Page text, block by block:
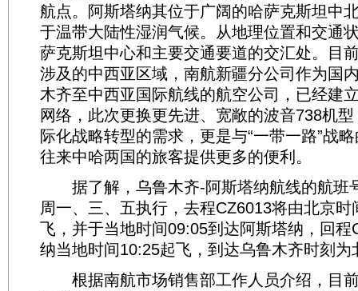
航点。阿斯塔纳其位于广阔的哈萨克斯坦中
于温带大陆性湿润气候。从地理位置和交通
萨克斯坦中心和主要交通要道的交汇处。目
涉及的中西亚区域，南航新疆分公司作为国
木齐至中西亚国际航线的航空公司，已经建
网络，此次更换更先进、宽敞的波音738机
际化战略转型的需求，更是与“一带一路”战
往来中哈两国的旅客提供更多的便利。
据了解，乌鲁木齐-阿斯塔纳航线的航班
周一、三、五执行，去程CZ6013将由北京时
飞，并于当地时间09:05到达阿斯塔纳，回程
纳当地时间10:25起飞，到达乌鲁木齐时刻为
根据南航市场销售部工作人员介绍，目